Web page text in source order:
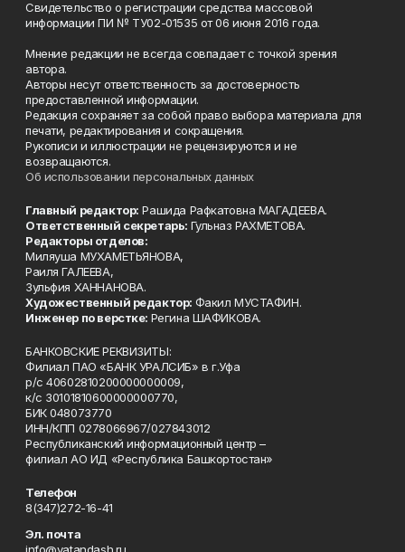
Свидетельство о регистрации средства массовой
информации ПИ № ТУ02-01535 от 06 июня 2016 года.
Мнение редакции не всегда совпадает с точкой зрения
автора.
Авторы несут ответственность за достоверность
предоставленной информации.
Редакция сохраняет за собой право выбора материала для
печати, редактирования и сокращения.
Рукописи и иллюстрации не рецензируются и не
возвращаются.
Об использовании персональных данных
Главный редактор: Рашида Рафкатовна МАГАДЕЕВА.
Ответственный секретарь: Гульназ РАХМЕТОВА.
Редакторы отделов:
Миляуша МУХАМЕТЬЯНОВА,
Раиля ГАЛЕЕВА,
Зульфия ХАННАНОВА.
Художественный редактор: Факил МУСТАФИН.
Инженер по верстке: Регина ШАФИКОВА.
БАНКОВСКИЕ РЕКВИЗИТЫ:
Филиал ПАО «БАНК УРАЛСИБ» в г.Уфа
р/с 40602810200000000009,
к/с 30101810600000000770,
БИК 048073770
ИНН/КПП 0278066967/027843012
Республиканский информационный центр –
филиал АО ИД «Республика Башкортостан»
Телефон
8(347)272-16-41
Эл. почта